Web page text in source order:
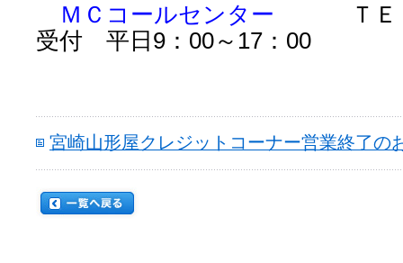
ＭＣコールセンター ＴＥＬ
受付 平日9：00～17：00
宮崎山形屋クレジットコーナー営業終了の